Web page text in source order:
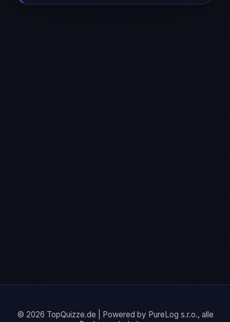
© 2026 TopQuizze.de | Powered by PureLog s.r.o., alle